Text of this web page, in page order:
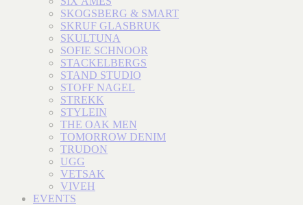
SKOGSBERG & SMART
SKRUF GLASBRUK
SKULTUNA
SOFIE SCHNOOR
STACKELBERGS
STAND STUDIO
STOFF NAGEL
STREKK
STYLEIN
THE OAK MEN
TOMORROW DENIM
TRUDON
UGG
VETSAK
VIVEH
EVENTS